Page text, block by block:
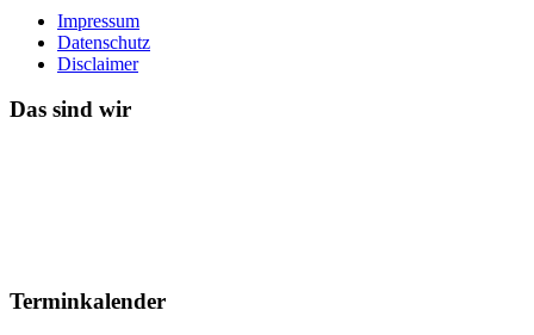
Impressum
Datenschutz
Disclaimer
Das sind wir
Terminkalender